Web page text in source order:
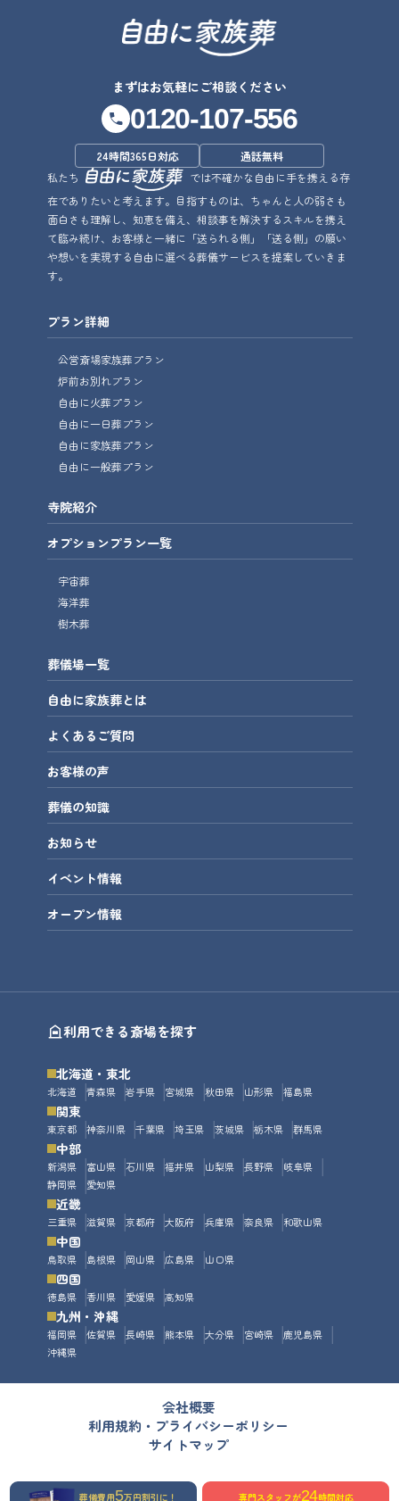
まずはお気軽にご相談ください
0120-107-556
24時間365日対応
通話無料
私たち
では不確かな自由に手を携える存
在でありたいと考えます。目指すものは、ちゃんと人の弱さも
面白さも理解し、知恵を備え、相談事を解決するスキルを携え
て臨み続け、お客様と一緒に「送られる側」「送る側」の願い
や想いを実現する自由に選べる葬儀サービスを提案していきま
す。
プラン詳細
公営斎場家族葬プラン
炉前お別れプラン
自由に火葬プラン
自由に一日葬プラン
自由に家族葬プラン
自由に一般葬プラン
寺院紹介
オプションプラン一覧
宇宙葬
海洋葬
樹木葬
葬儀場一覧
自由に家族葬とは
よくあるご質問
お客様の声
葬儀の知識
お知らせ
イベント情報
オープン情報
利用できる斎場を探す
北海道・東北
北海道 青森県 岩手県 宮城県 秋田県 山形県 福島県
関東
東京都 神奈川県 千葉県 埼玉県 茨城県 栃木県 群馬県
中部
新潟県 富山県 石川県 福井県 山梨県 長野県
岐阜県
静岡県
愛知県
近畿
三重県 滋賀県 京都府 大阪府 兵庫県 奈良県 和歌山県
中国
鳥取県 島根県 岡山県 広島県 山口県
四国
徳島県 香川県 愛媛県 高知県
九州・沖縄
福岡県 佐賀県 長崎県 熊本県 大分県 宮崎県
鹿児島県
沖縄県
会社概要
利用規約・プライバシーポリシー
サイトマップ
葬儀費用5万円割引に！ 専門スタッフが24時間対応